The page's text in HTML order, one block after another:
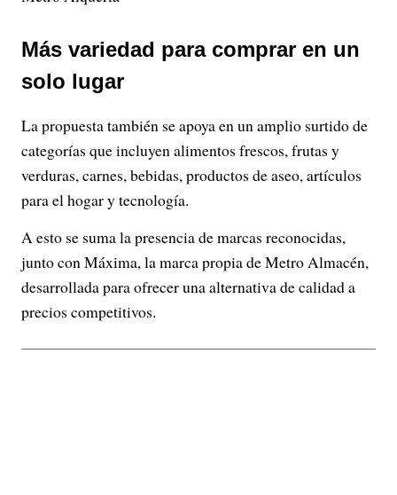
Más variedad para comprar en un
solo lugar
La propuesta también se apoya en un amplio surtido de
categorías que incluyen alimentos frescos, frutas y
verduras, carnes, bebidas, productos de aseo, artículos
para el hogar y tecnología.
A esto se suma la presencia de marcas reconocidas,
junto con Máxima, la marca propia de Metro Almacén,
desarrollada para ofrecer una alternativa de calidad a
precios competitivos.